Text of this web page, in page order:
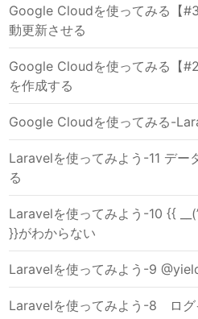
Google Cloudを使ってみる【
動更新させる
Google Cloudを使ってみる【
を作成する
Google Cloudを使ってみる-
Laravelを使ってみよう-11 デー
る
Laravelを使ってみよう-10 {{
}}がわからない
Laravelを使ってみよう-9
Laravelを使ってみよう-8 ログ